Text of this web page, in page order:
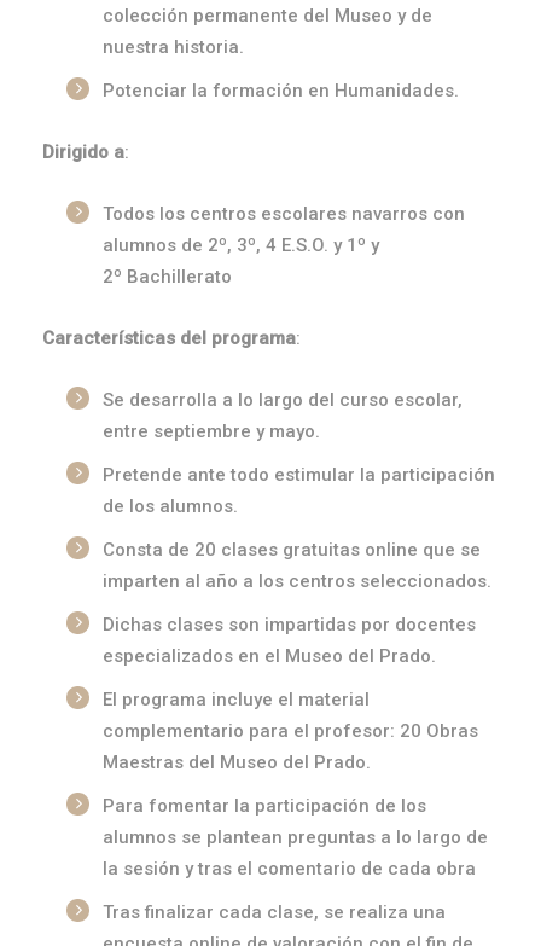
colección permanente del Museo y de
nuestra historia.
Potenciar la formación en Humanidades.
Dirigido a:
Todos los centros escolares navarros con
alumnos de 2º, 3º, 4 E.S.O. y 1º y
2º Bachillerato
Características del programa:
Se desarrolla a lo largo del curso escolar,
entre septiembre y mayo.
Pretende ante todo estimular la participación
de los alumnos.
Consta de 20 clases gratuitas online que se
imparten al año a los centros seleccionados.
Dichas clases son impartidas por docentes
especializados en el Museo del Prado.
El programa incluye el material
complementario para el profesor: 20 Obras
Maestras del Museo del Prado.
Para fomentar la participación de los
alumnos se plantean preguntas a lo largo de
la sesión y tras el comentario de cada obra
Tras finalizar cada clase, se realiza una